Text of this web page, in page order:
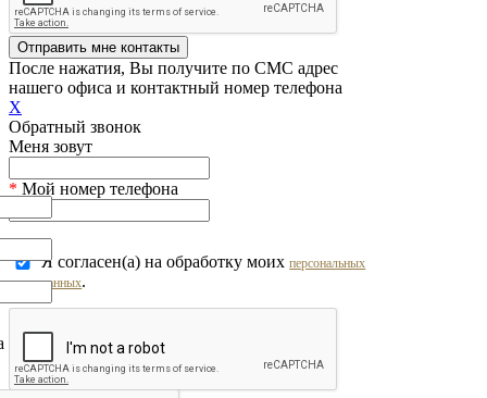
Отправить мне контакты
После нажатия, Вы получите по СМС адрес
нашего офиса и контактный номер телефона
X
Обратный звонок
Меня зовут
* Мой номер телефона
Я согласен(а) на обработку моихперсональных
данных.
обработку моихперсональных